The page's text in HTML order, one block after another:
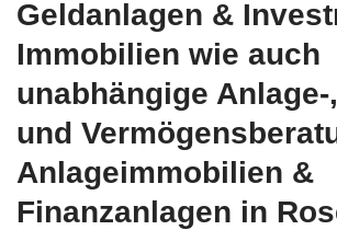
Geldanlagen &
Immobilien wie auch
unabhängige Anlage-
und
Anlageimmobilien &
Finanzanlagen in